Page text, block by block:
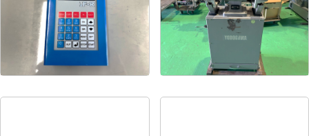
メーカー
菱電工機エンジニアリ
ング
式 IF-R
メーカー 淀川電機
形 FG-255T
式